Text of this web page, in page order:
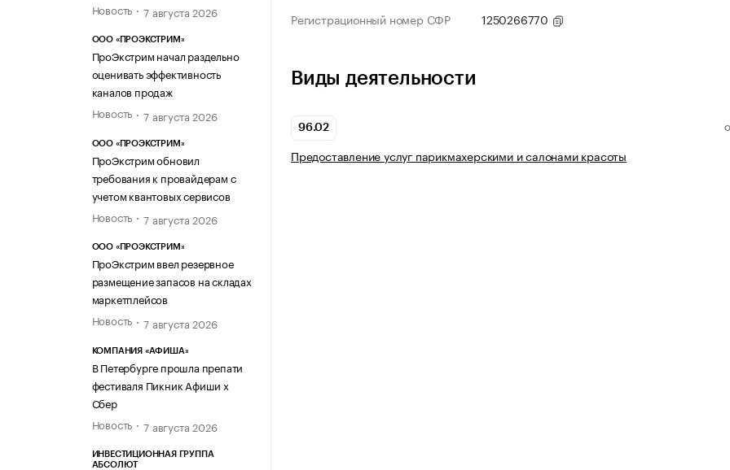
Новость
7 августа 2026
ООО «ПРОЭКСТРИМ»
ПроЭкстрим начал раздельно
оценивать эффективность
каналов продаж
Новость
7 августа 2026
ООО «ПРОЭКСТРИМ»
ПроЭкстрим обновил
требования к провайдерам с
учетом квантовых сервисов
Новость
7 августа 2026
ООО «ПРОЭКСТРИМ»
ПроЭкстрим ввел резервное
размещение запасов на складах
маркетплейсов
Новость
7 августа 2026
КОМПАНИЯ «АФИША»
В Петербурге прошла препати
фестиваля Пикник Афиши х
Сбер
Новость
7 августа 2026
ИНВЕСТИЦИОННАЯ ГРУППА
АБСОЛЮТ
Регистрационный номер СФР 1250266770
Виды деятельности
96.02
Предоставление услуг парикмахерскими и салонами красоты